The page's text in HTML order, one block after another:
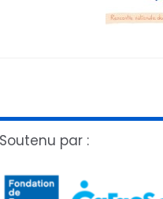
Soutenu par :